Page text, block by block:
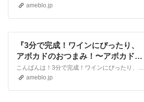
ameblo.jp
『3分で完成！ワインにぴったり、
アボカドのおつまみ！〜アボカドと
生ハムのカナッペ〜』
こんばんは！3分で完成！ワインにぴったり、アボカドのおつまみ！アボカドとクリームチーズをなめらかに混ぜて、生ハムと一緒にクラッカーにのせていただきます。レモン…
ameblo.jp